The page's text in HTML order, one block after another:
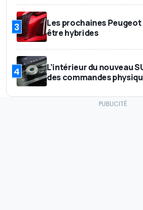
3
Les prochaines
être hybrides
4
L’intérieur du nouveau
des commandes